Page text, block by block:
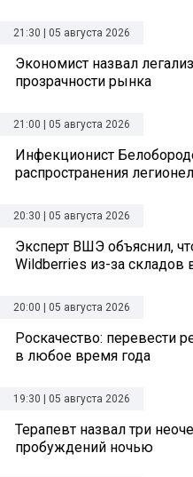
21:30 | 05 августа 2026
Экономист назвал
прозрачности рынка
21:00 | 05 августа 2026
Инфекционист
распространения
20:30 | 05 августа 2026
Эксперт ВШЭ объяснил,
Wildberries из-за складов
20:00 | 05 августа 2026
Роскачество: перевести
в любое время года
19:30 | 05 августа 2026
Терапевт назвал три
пробуждений ночью